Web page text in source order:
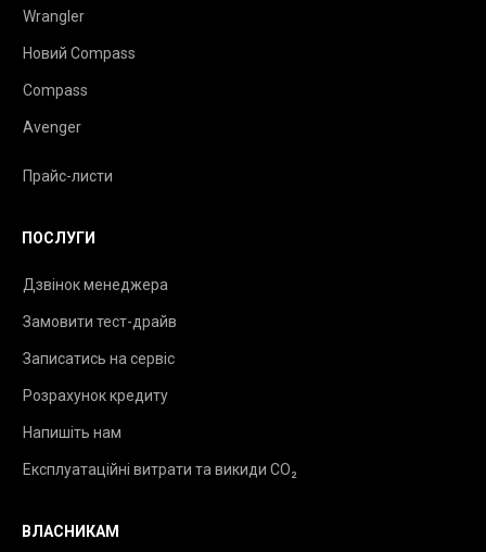
Wrangler
Новий Compass
Compass
Avenger
Прайс-листи
ПОСЛУГИ
Дзвінок менеджера
Замовити тест-драйв
Записатись на сервіс
Розрахунок кредиту
Напишіть нам
Експлуатаційні витрати та викиди CO₂
ВЛАСНИКАМ